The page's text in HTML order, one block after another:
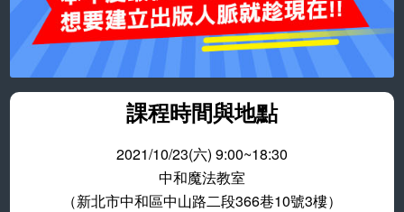
課程時間與地點
2021/10/23(六) 9:00~18:30
中和魔法教室
（新北市中和區中山路二段366巷10號3樓）